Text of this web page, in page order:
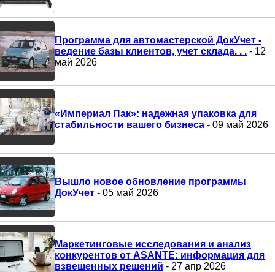
Программа для автомастерской ДокУчет -
ведение базы клиентов, учет склада. . . - 12
май 2026
«Империал Пак»: надежная упаковка для
стабильности вашего бизнеса - 09 май 2026
Вышло новое обновление программы
ДокУчет - 05 май 2026
Маркетинговые исследования и анализ
конкурентов от ASANTE: информация для
взвешенных решений - 27 апр 2026